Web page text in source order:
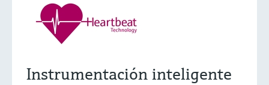
Instrumentación inteligente